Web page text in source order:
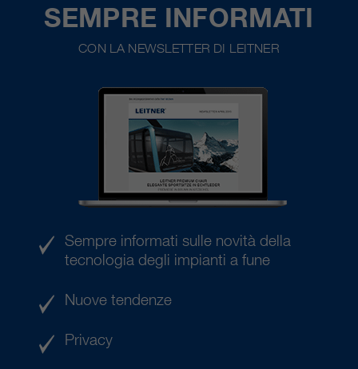
SEMPRE INFORMATI
CON LA NEWSLETTER DI LEITNER
Sempre informati sulle novità della
tecnologia degli impianti a fune
Nuove tendenze
Privacy